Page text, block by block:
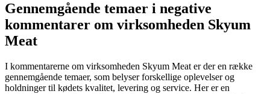
Gennemgående temaer i negative
kommentarer om virksomheden Skyum
Meat
I kommentarerne om virksomheden Skyum Meat er der en række
gennemgående temaer, som belyser forskellige oplevelser og
holdninger til kødets kvalitet, levering og service. Her er en